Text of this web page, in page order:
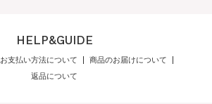
HELP&GUIDE
お支払い方法について
商品のお届けについて
返品について